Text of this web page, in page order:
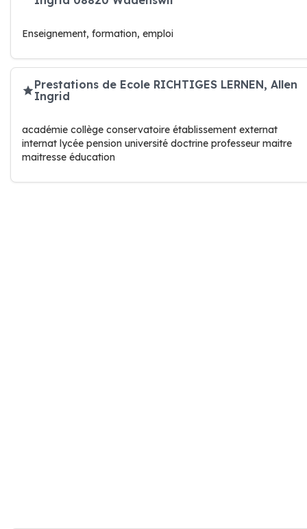
Enseignement, formation, emploi
Prestations de Ecole RICHTIGES LERNEN, Allen
Ingrid
académie collège conservatoire établissement externat
internat lycée pension université doctrine professeur maitre
maitresse éducation